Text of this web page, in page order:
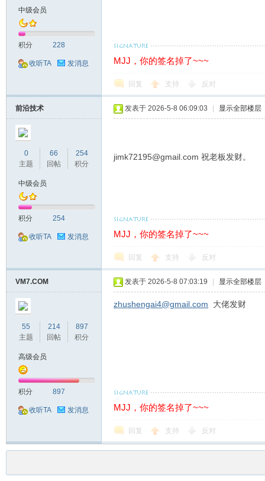
中级会员
积分 228
收听TA 发消息 MJJ，你的签名掉了~~~
回复 支持 反对
前沿技术
0
主题
66
回帖
254
积分
中级会员
积分 254
收听TA 发消息
发表于 2026-5-8 06:09:03 显示全部楼层
jimk72195@gmail.com 祝老板发财。
MJJ，你的签名掉了~~~
回复 支持 反对
VM7.COM
55
主题
214
回帖
897
积分
高级会员
积分 897
收听TA 发消息
发表于 2026-5-8 07:03:19 显示全部楼层
zhushengai4@gmail.com 大佬发财
MJJ，你的签名掉了~~~
回复 支持 反对